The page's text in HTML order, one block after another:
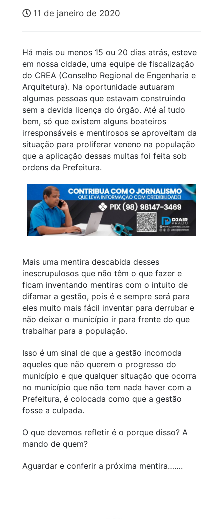
11 de janeiro de 2020
Há mais ou menos 15 ou 20 dias atrás, esteve
em nossa cidade, uma equipe de fiscalização
do CREA (Conselho Regional de Engenharia e
Arquitetura). Na oportunidade autuaram
algumas pessoas que estavam construindo
sem a devida licença do órgão. Até aí tudo
bem, só que existem alguns boateiros
irresponsáveis e mentirosos se aproveitam da
situação para proliferar veneno na população
que a aplicação dessas multas foi feita sob
ordens da Prefeitura.
Mais uma mentira descabida desses
inescrupulosos que não têm o que fazer e
ficam inventando mentiras com o intuito de
difamar a gestão, pois é e sempre será para
eles muito mais fácil inventar para derrubar e
não deixar o município ir para frente do que
trabalhar para a população.
Isso é um sinal de que a gestão incomoda
aqueles que não querem o progresso do
município e que qualquer situação que ocorra
no município que não tem nada haver com a
Prefeitura, é colocada como que a gestão
fosse a culpada.
O que devemos refletir é o porque disso? A
mando de quem?
Aguardar e conferir a próxima mentira…….